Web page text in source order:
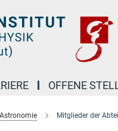
OFFENE
Mitglieder der